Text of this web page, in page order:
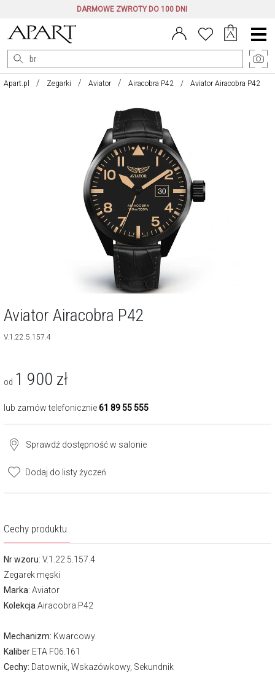
DARMOWE ZWROTY DO 100 DNI
Menu
główne
Apart.pl Zegarki Aviator Airacobra P42 Aviator Airacobra P42
Cechy produktu
Nr wzoru: V.1.22.5.157.4
Zegarek męski
Marka: Aviator
Kolekcja Airacobra P42
Mechanizm: Kwarcowy
Kaliber ETA F06.161
Cechy: Datownik, Wskazówkowy, Sekundnik
Aviator Airacobra P42
V.1.22.5.157.4
od 1 900 zł
lub zamów telefonicznie61 89 55 555
Sprawdź dostępność w salonie
Dodaj do listy życzeń